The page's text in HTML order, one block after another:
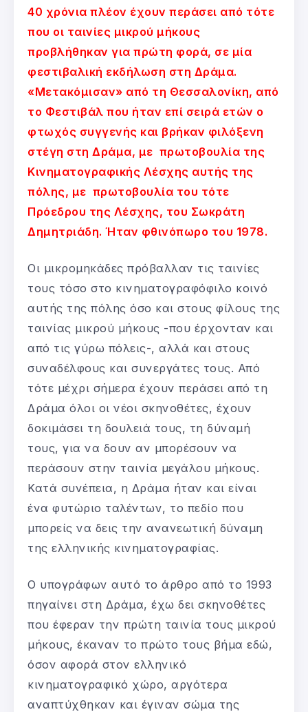
40 χρόνια πλέον έχουν περάσει από τότε
που οι ταινίες μικρού μήκους
προβλήθηκαν για πρώτη φορά, σε μία
φεστιβαλική εκδήλωση στη Δράμα.
«Μετακόμισαν» από τη Θεσσαλονίκη, από
το Φεστιβάλ που ήταν επί σειρά ετών ο
φτωχός συγγενής και βρήκαν φιλόξενη
στέγη στη Δράμα, με πρωτοβουλία της
Κινηματογραφικής Λέσχης αυτής της
πόλης, με πρωτοβουλία του τότε
Πρόεδρου της Λέσχης, του Σωκράτη
Δημητριάδη. Ήταν φθινόπωρο του 1978.
Οι μικρομηκάδες πρόβαλλαν τις ταινίες
τους τόσο στο κινηματογραφόφιλο κοινό
αυτής της πόλης όσο και στους φίλους της
ταινίας μικρού μήκους -που έρχονταν και
από τις γύρω πόλεις-, αλλά και στους
συναδέλφους και συνεργάτες τους. Από
τότε μέχρι σήμερα έχουν περάσει από τη
Δράμα όλοι οι νέοι σκηνοθέτες, έχουν
δοκιμάσει τη δουλειά τους, τη δύναμή
τους, για να δουν αν μπορέσουν να
περάσουν στην ταινία μεγάλου μήκους.
Κατά συνέπεια, η Δράμα ήταν και είναι
ένα φυτώριο ταλέντων, το πεδίο που
μπορείς να δεις την ανανεωτική δύναμη
της ελληνικής κινηματογραφίας.
Ο υπογράφων αυτό το άρθρο από το 1993
πηγαίνει στη Δράμα, έχω δει σκηνοθέτες
που έφεραν την πρώτη ταινία τους μικρού
μήκους, έκαναν το πρώτο τους βήμα εδώ,
όσον αφορά στον ελληνικό
κινηματογραφικό χώρο, αργότερα
αναπτύχθηκαν και έγιναν σώμα της